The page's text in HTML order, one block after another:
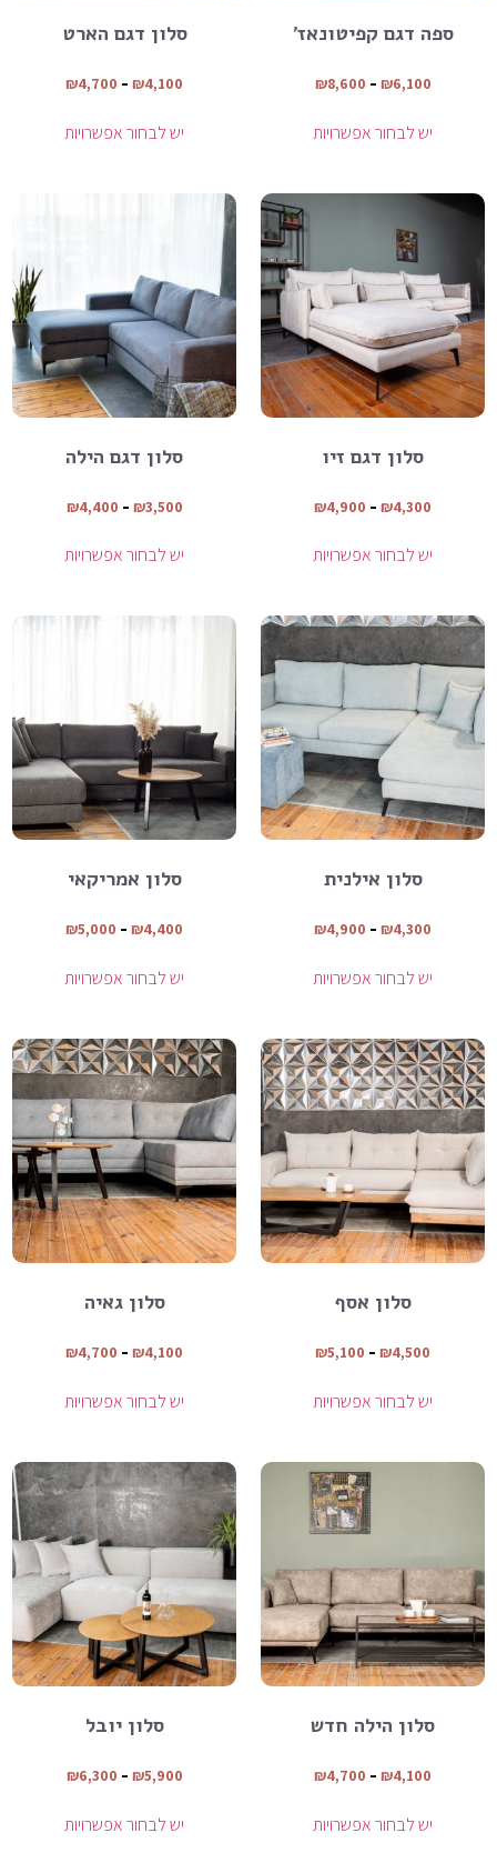
ספה דגם קפיטונאז’
₪6,100
–
₪8,600
יש לבחור אפשרויות
סלון דגם הארט
₪4,100
–
₪4,700
יש לבחור אפשרויות
סלון דגם זיו
₪4,300
–
₪4,900
יש לבחור אפשרויות
סלון דגם הילה
₪3,500
–
₪4,400
יש לבחור אפשרויות
סלון אילנית
₪4,300
–
₪4,900
יש לבחור אפשרויות
סלון אמריקאי
₪4,400
–
₪5,000
יש לבחור אפשרויות
סלון אסף
₪4,500
–
₪5,100
יש לבחור אפשרויות
סלון גאיה
₪4,100
–
₪4,700
יש לבחור אפשרויות
סלון הילה חדש
₪4,100
–
₪4,700
יש לבחור אפשרויות
סלון יובל
₪5,900
–
₪6,300
יש לבחור אפשרויות